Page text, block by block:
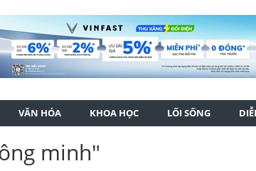
VĂN HÓA KHOA HỌC LỐI SỐNG
minh"